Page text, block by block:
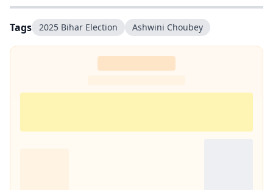
Tags 2025 Bihar Election Ashwini Choubey